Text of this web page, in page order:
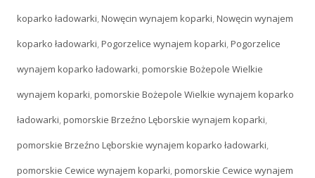
koparko ładowarki,Nowęcin wynajem koparki,Nowęcin wynajem
koparko ładowarki,Pogorzelice wynajem koparki,Pogorzelice
wynajem koparko ładowarki,pomorskie Bożepole Wielkie
wynajem koparki,pomorskie Bożepole Wielkie wynajem koparko
ładowarki,pomorskie Brzeźno Lęborskie wynajem koparki,
pomorskie Brzeźno Lęborskie wynajem koparko ładowarki,
pomorskie Cewice wynajem koparki,pomorskie Cewice wynajem